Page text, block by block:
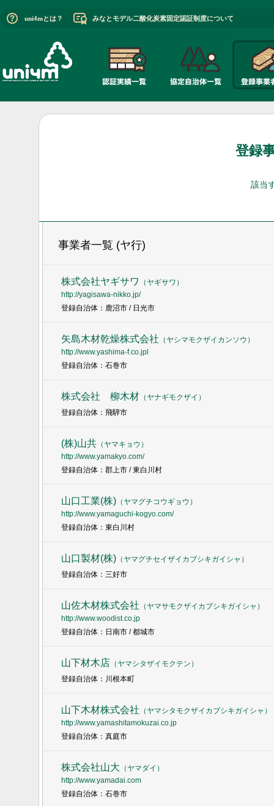
uni4mとは？ みなとモデル二酸化炭素固定認証制度について
登録
該当
事業者一覧 (ヤ行)
株式会社ヤギサワ （ ヤギサワ ）
http://yagisawa-nikko.jp/
登録自治体：鹿沼市 / 日光市
矢島木材乾燥株式会社 （ ヤシマモクザイカンソウ ）
http://www.yashima-f.co.jpl
登録自治体：石巻市
株式会社 柳木材 （ ヤナギモクザイ ）
登録自治体：飛騨市
(株)山共（ ヤマキョウ ）
http://www.yamakyo.com/
登録自治体：郡上市 / 東白川村
山口工業(株)（ ヤマグチコウギョウ ）
http://www.yamaguchi-kogyo.com/
登録自治体：東白川村
山口製材(株)（ ヤマグチセイザイカブシキガイシャ ）
登録自治体：三好市
山佐木材株式会社 （ ヤマサモクザイカブシキガイシャ ）
http://www.woodist.co.jp
登録自治体：日南市 / 都城市
山下材木店 （ ヤマシタザイモクテン ）
登録自治体：川根本町
山下木材株式会社 （ ヤマシタモクザイカブシキガイシャ ）
http://www.yamashitamokuzai.co.jp
登録自治体：真庭市
株式会社山大 （ ヤマダイ ）
http://www.yamadai.com
登録自治体：石巻市